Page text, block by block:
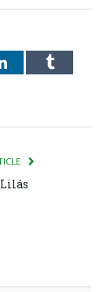
LinkedInTumblr